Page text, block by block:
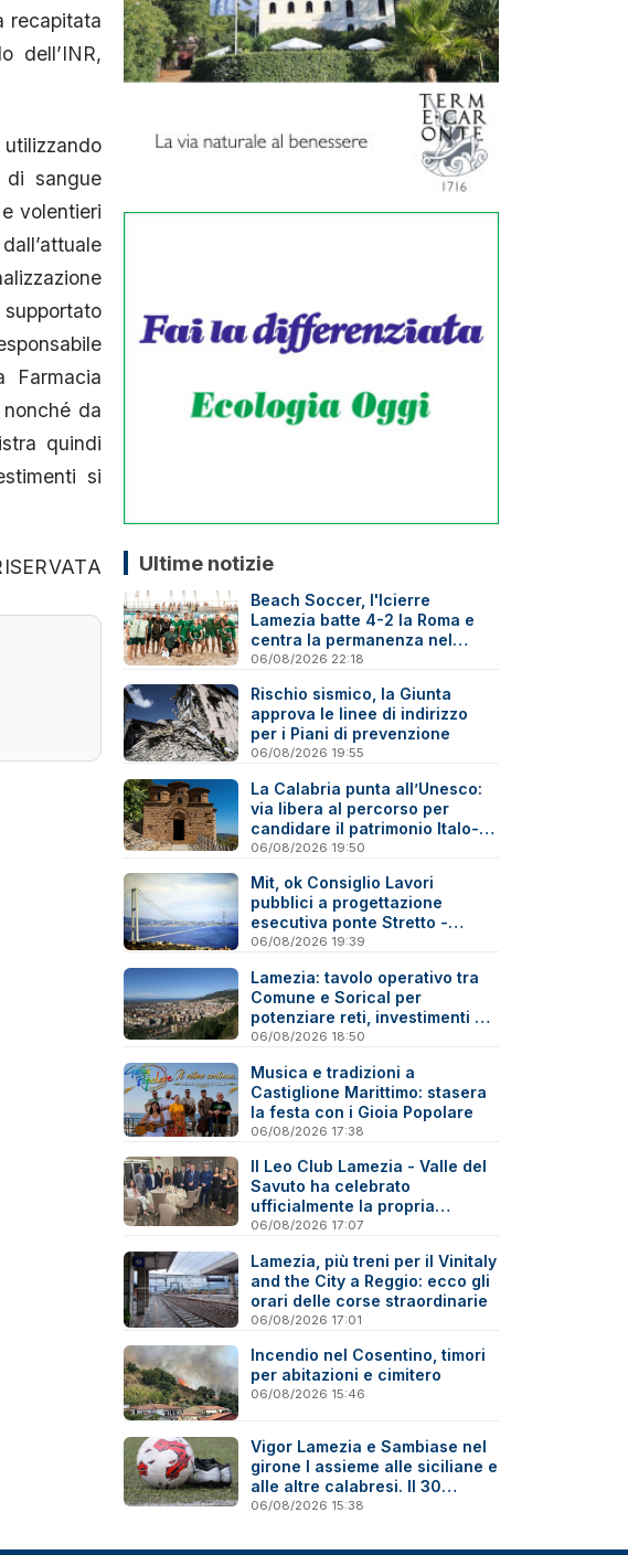
recapitata
dell’INR,
di sangue
volentieri
Farmacia
da
quindi
si
Ultime notizie
Beach Soccer, l'Icierre
Lamezia batte 4-2 la Roma e
centra la permanenza nel
massimo torneo nazionale
06/08/2026 22:18
Rischio sismico, la Giunta
approva le linee di indirizzo
per i Piani di prevenzione
06/08/2026 19:55
La Calabria punta all’Unesco:
via libera al percorso per
candidare il patrimonio Italo-
Greco medievale
06/08/2026 19:50
Mit, ok Consiglio Lavori
pubblici a progettazione
esecutiva ponte Stretto -
Reazioni
06/08/2026 19:39
Lamezia: tavolo operativo tra
Comune e Sorical per
potenziare reti, investimenti e
manutenzione
06/08/2026 18:50
Musica e tradizioni a
Castiglione Marittimo: stasera
la festa con i Gioia Popolare
06/08/2026 17:38
Il Leo Club Lamezia - Valle del
Savuto ha celebrato
ufficialmente la propria
riattivazione
06/08/2026 17:07
Lamezia, più treni per il Vinitaly
and the City a Reggio: ecco gli
orari delle corse straordinarie
06/08/2026 17:01
Incendio nel Cosentino, timori
per abitazioni e cimitero
06/08/2026 15:46
Vigor Lamezia e Sambiase nel
girone I assieme alle siciliane e
alle altre calabresi. Il 30
agosto stracittadina di Coppa
06/08/2026 15:38